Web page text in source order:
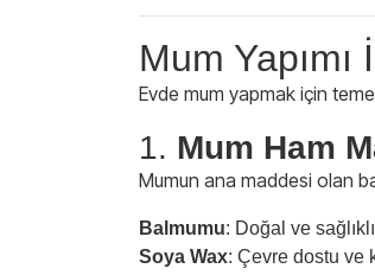
Mum
Evde mum yapmak için
1. Mum Ham
Mumun ana maddesi olan
Balmumu: Doğal ve
Soya Wax: Çevre dostu ve